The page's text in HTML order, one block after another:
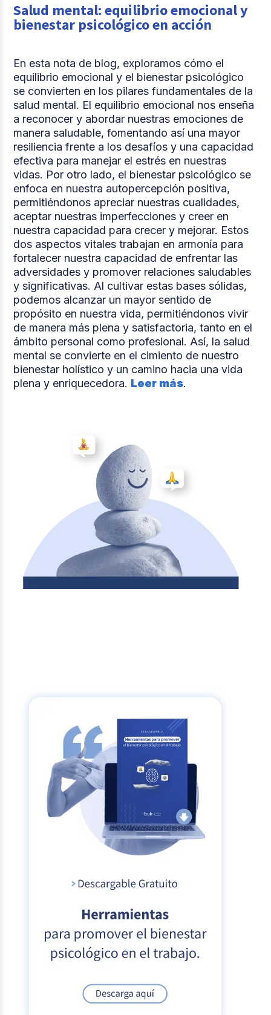
Salud mental: equilibrio emocional y
bienestar psicológico en acción
En esta nota de blog, exploramos cómo el
equilibrio emocional y el bienestar psicológico
se convierten en los pilares fundamentales de la
salud mental. El equilibrio emocional nos enseña
a reconocer y abordar nuestras emociones de
manera saludable, fomentando así una mayor
resiliencia frente a los desafíos y una capacidad
efectiva para manejar el estrés en nuestras
vidas. Por otro lado, el bienestar psicológico se
enfoca en nuestra autopercepción positiva,
permitiéndonos apreciar nuestras cualidades,
aceptar nuestras imperfecciones y creer en
nuestra capacidad para crecer y mejorar. Estos
dos aspectos vitales trabajan en armonía para
fortalecer nuestra capacidad de enfrentar las
adversidades y promover relaciones saludables
y significativas. Al cultivar estas bases sólidas,
podemos alcanzar un mayor sentido de
propósito en nuestra vida, permitiéndonos vivir
de manera más plena y satisfactoria, tanto en el
ámbito personal como profesional. Así, la salud
mental se convierte en el cimiento de nuestro
bienestar holístico y un camino hacia una vida
plena y enriquecedora. Leer más.